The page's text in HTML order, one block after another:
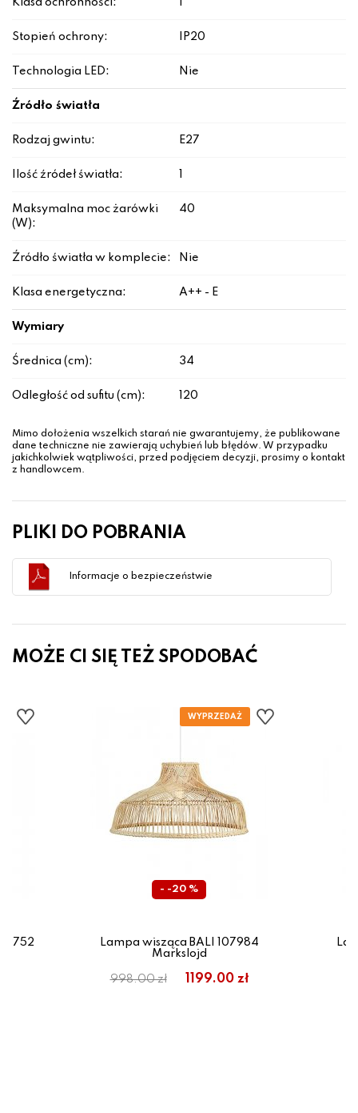
Klasa ochronności:
Stopień ochrony: IP20
Technologia LED: Nie
Źródło światła
Rodzaj gwintu: E27
Ilość źródeł światła:
Maksymalna moc żarówki
(W):
40
Źródło światła w komplecie: Nie
Klasa energetyczna: A++ - E
Wymiary
Średnica (cm): 34
Odległość od sufitu (cm): 120
Mimo dołożenia wszelkich starań nie gwarantujemy, że publikowane
dane techniczne nie zawierają uchybień lub błędów. W przypadku
jakichkolwiek wątpliwości, przed podjęciem decyzji, prosimy o kontakt
z handlowcem.
PLIKI DO POBRANIA
Informacje o bezpieczeństwie
MOŻE CI SIĘ TEŻ SPODOBAĆ
- -20 %
Lampa wisząca BALI 107984
Markslojd
998.00 zł 1199.00 zł